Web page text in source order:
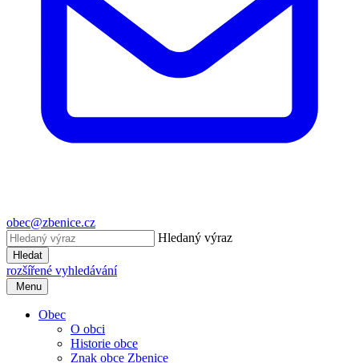
obec@zbenice.cz
Hledaný výraz
Hledat
rozšířené vyhledávání
Menu
Obec
O obci
Historie obce
Znak obce Zbenice